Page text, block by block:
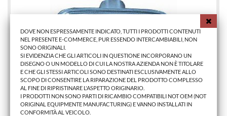
FANALE LATER. AU A3 2000>2003-A4/A6/A8 1999>
DOVE NON ESPRESSAMENTE INDICATO, TUTTI I PRODOTTI CONTENUTI
NEL PRESENTE E-COMMERCE, PUR ESSENDO INTERCAMBIABILI, NON
SONO ORIGINALI.
SI EVIDENZIA CHE GLI ARTICOLI IN QUESTIONE INCORPORANO UN
DISEGNO O UN MODELLO DI CUI LA NOSTRA AZIENDA NON È TITOLARE
E CHE GLI STESSI ARTICOLI SONO DESTINATI ESCLUSIVAMENTE ALLO
SCOPO DI CONSENTIRE LA RIPARAZIONE DEL PRODOTTO COMPLESSO
AL FINE DI RIPRISTINARE L'ASPETTO ORIGINARIO.
I PRODOTTI NON SONO PARTI DI RICAMBIO COMPATIBILI NOT OEM (NOT
ORIGINAL EQUIPMENTE MANUFACTURING) E VANNO INSTALLATI IN
CONFORMITÀ AL VEICOLO.